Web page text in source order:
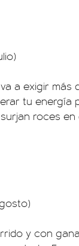
a exigir más
tu energía
roces en
y con